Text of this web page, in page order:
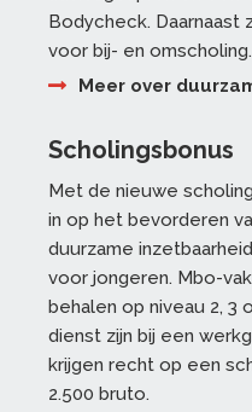
Bodycheck. Daarnaast
voor bij- en omscholing.
Meer over
Scholingsbonus
Met de nieuwe
in op het bevorderen
duurzame
voor jongeren. Mbo-
behalen op niveau 2, 3
dienst zijn bij een
krijgen recht op een
2.500 bruto.